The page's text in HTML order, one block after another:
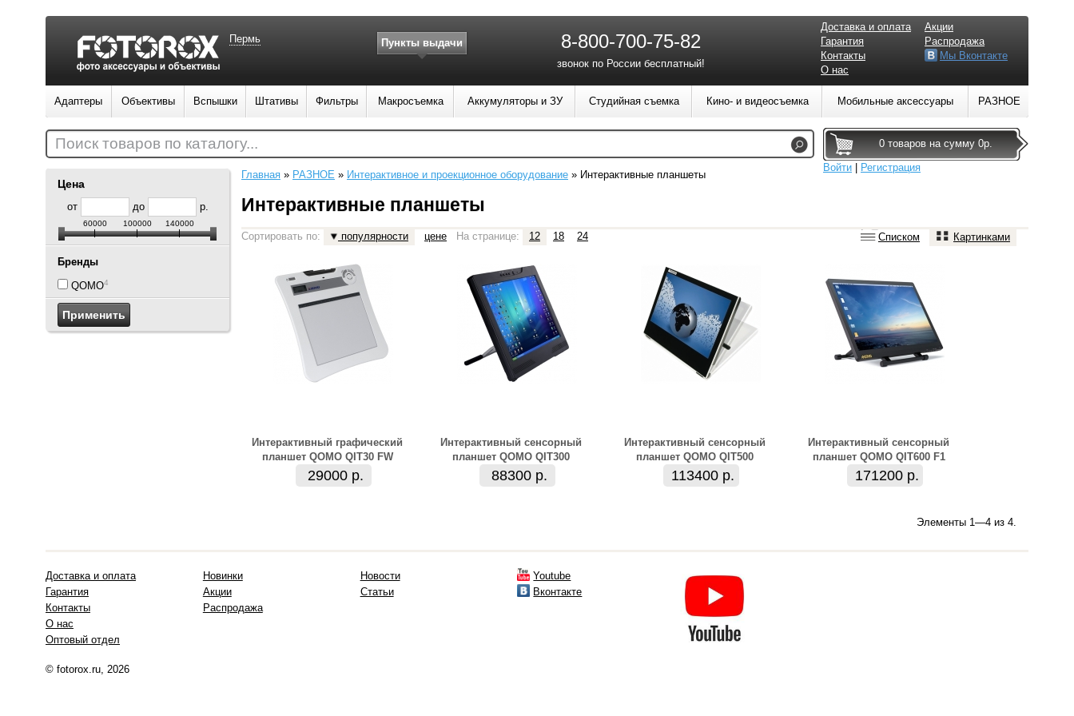
Цена
от до р.
60000 100000 140000
Бренды
QOMO4
Главная » РАЗНОЕ » Интерактивное и проекционное оборудование » Интерактивные планшеты
Интерактивные планшеты
Сортировать по: популярности цене На странице: 12 18 24 Списком Картинками
Интерактивный графический
планшет QOMO QIT30 FW
29000 р.
Интерактивный сенсорный
планшет QOMO QIT300
88300 р.
Интерактивный сенсорный
планшет QOMO QIT500
113400 р.
Интерактивный сенсорный
планшет QOMO QIT600 F1
171200 р.
Элементы 1—4 из 4.
Пермь Пункты выдачи 8-800-700-75-82
звонок по России бесплатный!
Доставка и оплата
Гарантия
Контакты
О нас
Акции
Распродажа
Мы Вконтакте
Адаптеры Объективы Вспышки Штативы Фильтры Макросъемка Аккумуляторы и ЗУ Студийная съемка Кино- и видеосъемка Мобильные аксессуары РАЗНОЕ
0 товаров на сумму 0р.
Войти
Регистрация
Поиск товаров по каталогу...
Доставка и оплата
Гарантия
Контакты
О нас
Оптовый отдел
Новинки
Акции
Распродажа
Новости
Статьи
Youtube
Вконтакте
© fotorox.ru, 2026